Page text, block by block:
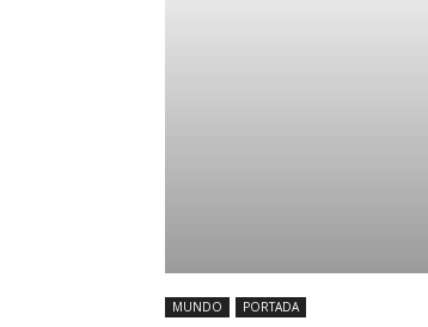
MUNDO PORTADA